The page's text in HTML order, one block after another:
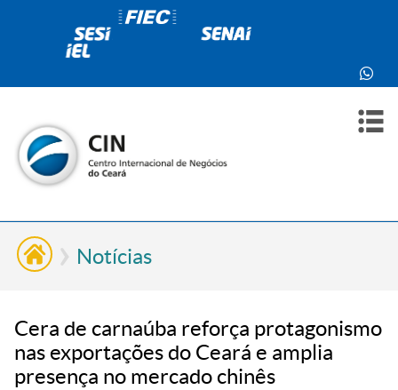
Notícias
Cera de carnaúba reforça protagonismo
nas exportações do Ceará e amplia
presença no mercado chinês